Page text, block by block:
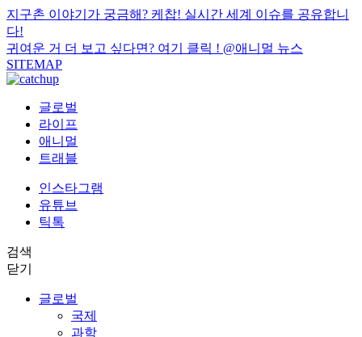
지구촌 이야기가 궁금해? 케찹! 실시간 세계 이슈를 공유합니
다!
귀여운 거 더 보고 싶다면? 여기 클릭 ! @애니멀 뉴스
SITEMAP
글로벌
라이프
애니멀
트래블
인스타그램
유튜브
틱톡
검색
닫기
글로벌
국제
과학